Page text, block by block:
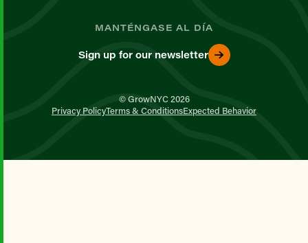
MANTÉNGASE AL DÍA
Sign up for our newsletter
© GrowNYC 2026
Privacy PolicyTerms & ConditionsExpected Behavior